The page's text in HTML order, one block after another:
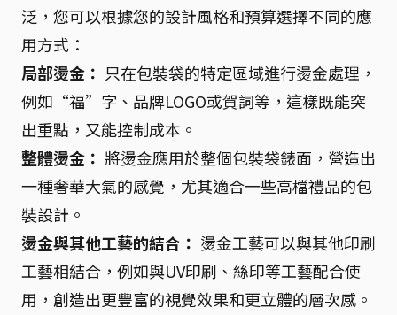
泛，您可以根據您的設計風格和預算選擇不同的應
用方式：
局部燙金： 只在包裝袋的特定區域進行燙金處理，
例如“福”字、品牌LOGO或賀詞等，這樣既能突
出重點，又能控制成本。
整體燙金： 將燙金應用於整個包裝袋錶面，營造出
一種奢華大氣的感覺，尤其適合一些高檔禮品的包
裝設計。
燙金與其他工藝的結合： 燙金工藝可以與其他印刷
工藝相結合，例如與UV印刷、絲印等工藝配合使
用，創造出更豐富的視覺效果和更立體的層次感。